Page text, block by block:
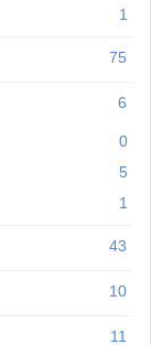
1
75
6
0
5
1
43
10
11